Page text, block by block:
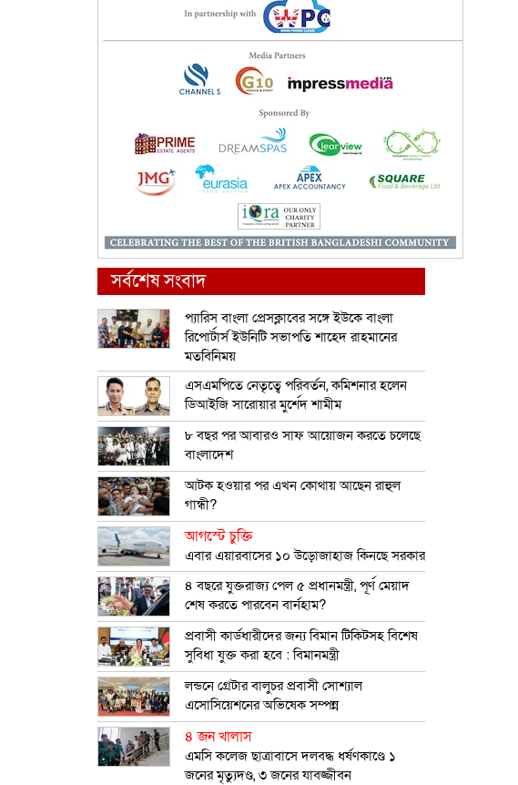
সর্বশেষ সংবাদ
প্যারিস বাংলা প্রেসক্লাবের সঙ্গে ইউকে বাংলা
রিপোর্টার্স ইউনিটি সভাপতি শাহেদ রাহমানের
মতবিনিময়
এসএমপিতে নেতৃত্বে পরিবর্তন, কমিশনার হলেন
ডিআইজি সারোয়ার মুর্শেদ শামীম
৮ বছর পর আবারও সাফ আয়োজন করতে চলেছে
বাংলাদেশ
আটক হওয়ার পর এখন কোথায় আছেন রাহুল
গান্ধী?
আগস্টে চুক্তি
এবার এয়ারবাসের ১০ উড়োজাহাজ কিনছে সরকার
৪ বছরে যুক্তরাজ্য পেল ৫ প্রধানমন্ত্রী, পূর্ণ মেয়াদ
শেষ করতে পারবেন বার্নহাম?
প্রবাসী কার্ডধারীদের জন্য বিমান টিকিটসহ বিশেষ
সুবিধা যুক্ত করা হবে : বিমানমন্ত্রী
লন্ডনে গ্রেটার বালুচর প্রবাসী সোশ্যাল
এসোসিয়েশনের অভিষেক সম্পন্ন
৪ জন খালাস
এমসি কলেজ ছাত্রাবাসে দলবদ্ধ ধর্ষণকাণ্ডে ১
জনের মৃত্যুদণ্ড, ৩ জনের যাবজ্জীবন